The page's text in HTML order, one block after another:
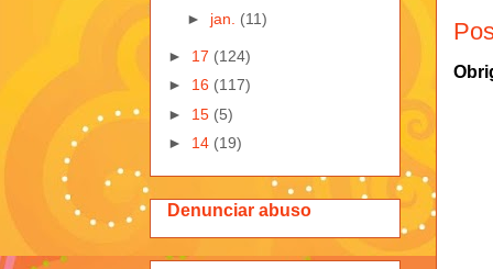
► jan. (11)
► 17 (124)
► 16 (117)
► 15 (5)
► 14 (19)
Denunciar abuso